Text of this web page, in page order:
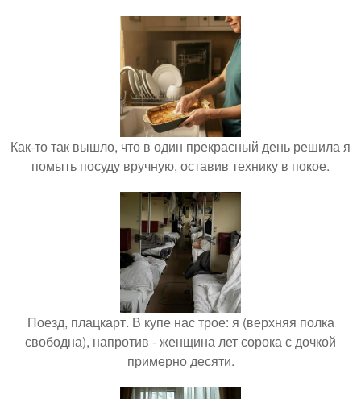
Как-то так вышло, что в один прекрасный день решила я
помыть посуду вручную, оставив технику в покое.
Поезд, плацкарт. В купе нас трое: я (верхняя полка
свободна), напротив - женщина лет сорока с дочкой
примерно десяти.